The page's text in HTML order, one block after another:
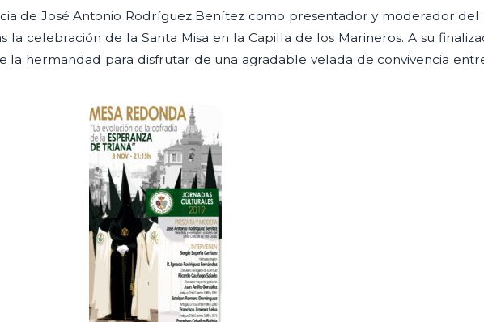
de José Antonio Rodríguez Benítez como presentador y moderador del
la celebración de la Santa Misa en la Capilla de los Marineros. A su
hermandad para disfrutar de una agradable velada de convivencia